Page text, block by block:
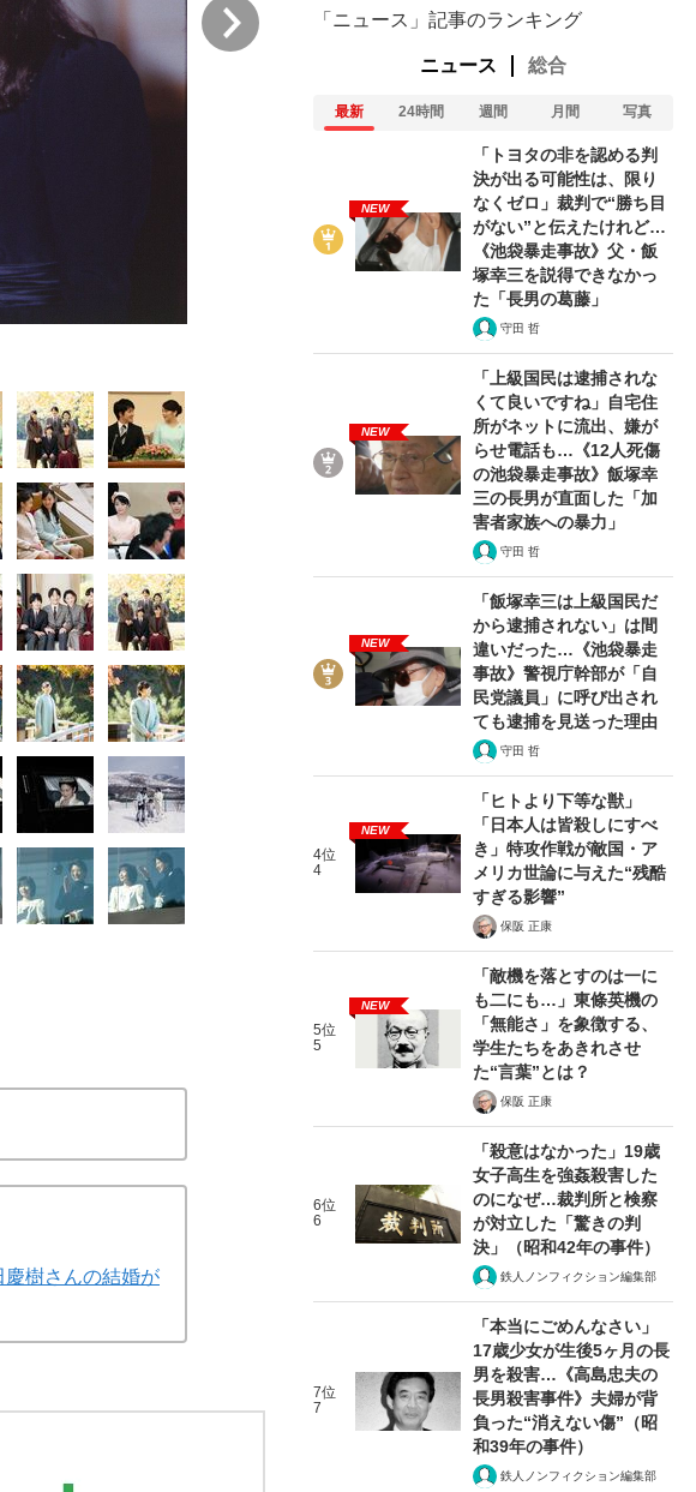
2/67
樹さんの結婚が
「ニュース」記事のランキング
ニュース 総合
最新 24時間 週間 月間 写真
NEW
「トヨタの非を認める判
決が出る可能性は、限り
なくゼロ」裁判で“勝ち目
がない”と伝えたけれど…
《池袋暴走事故》父・飯
塚幸三を説得できなかっ
た「長男の葛藤」
守田 哲
NEW
「上級国民は逮捕されな
くて良いですね」自宅住
所がネットに流出、嫌が
らせ電話も…《12人死傷
の池袋暴走事故》飯塚幸
三の長男が直面した「加
害者家族への暴力」
守田 哲
NEW
「飯塚幸三は上級国民だ
から逮捕されない」は間
違いだった…《池袋暴走
事故》警視庁幹部が「自
民党議員」に呼び出され
ても逮捕を見送った理由
守田 哲
4位
4
NEW
「ヒトより下等な獣」
「日本人は皆殺しにすべ
き」特攻作戦が敵国・ア
メリカ世論に与えた“残酷
すぎる影響”
保阪 正康
5位
5
NEW
「敵機を落とすのは一に
も二にも…」東條英機の
「無能さ」を象徴する、
学生たちをあきれさせ
た“言葉”とは？
保阪 正康
6位
6
「殺意はなかった」19歳
女子高生を強姦殺害した
のになぜ…裁判所と検察
が対立した「驚きの判
決」（昭和42年の事件）
鉄人ノンフィクション編集部
7位
7
「本当にごめんなさい」
17歳少女が生後5ヶ月の長
男を殺害…《高島忠夫の
長男殺害事件》夫婦が背
負った“消えない傷”（昭
和39年の事件）
鉄人ノンフィクション編集部